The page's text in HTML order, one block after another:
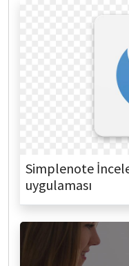
Simplenote
uygulaması